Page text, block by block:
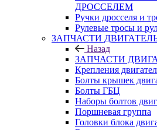
ДРОССЕЛЕМ
Ручки дросселя и
Рулевые тросы и
ЗАПЧАСТИ
Назад
ЗАПЧАСТИ
Крепления
Болты крышек
Болты ГБЦ
Наборы болтов
Поршневая группа
Головки блока